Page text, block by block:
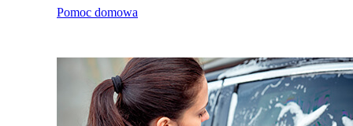
Pomoc domowa